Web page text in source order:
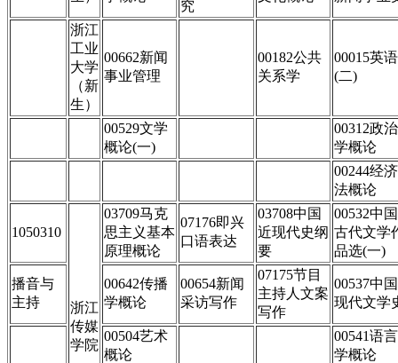
究
浙江
工业
大学
（新
生）
00662新闻
事业管理
00182公共
关系学
00015英语
(二)
00529文学
概论(一)
00312政治
学概论
00244经济
法概论
1050310
浙江
传媒
学院
03709马克
思主义基本
原理概论
07176即兴
口语表达
03708中国
近现代史纲
要
00532中国
古代文学
品选(一)
播音与
主持
00642传播
学概论
00654新闻
采访写作
07175节目
主持人文案
写作
00537中国
现代文学
00504艺术
概论
00541语言
学概论